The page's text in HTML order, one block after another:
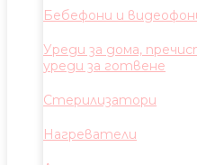
Бебефони и
Уреди за дома,
уреди за готвене
Стерилизатори
Нагреватели